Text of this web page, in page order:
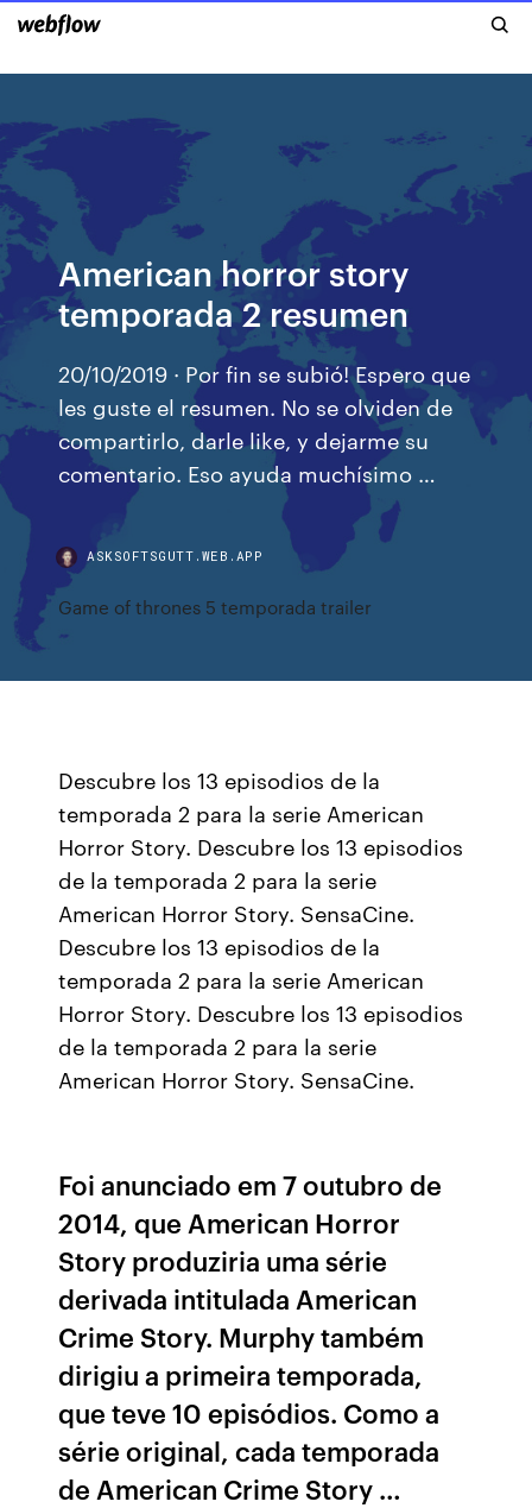
American horror story
temporada 2 resumen
20/10/2019 · Por fin se subió! Espero que
les guste el resumen. No se olviden de
compartirlo, darle like, y dejarme su
comentario. Eso ayuda muchísimo …
ASKSOFTSGUTT.WEB.APP
Game of thrones 5 temporada trailer
Descubre los 13 episodios de la
temporada 2 para la serie American
Horror Story. Descubre los 13 episodios
de la temporada 2 para la serie
American Horror Story. SensaCine.
Descubre los 13 episodios de la
temporada 2 para la serie American
Horror Story. Descubre los 13 episodios
de la temporada 2 para la serie
American Horror Story. SensaCine.
Foi anunciado em 7 outubro de
2014, que American Horror
Story produziria uma série
derivada intitulada American
Crime Story. Murphy também
dirigiu a primeira temporada,
que teve 10 episódios. Como a
série original, cada temporada
de American Crime Story …